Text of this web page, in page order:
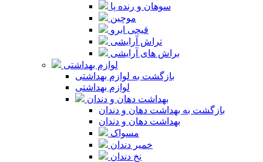
سوهان و رنده پا
موچین
قیچی ابرو
تراش آرایشی
براش های آرایشی
لوازم بهداشتی
بازگشت به لوازم بهداشتی
لوازم بهداشتی
بهداشت دهان و دندان
بازگشت به بهداشت دهان و دندان
بهداشت دهان و دندان
مسواک
خمیر دندان
نخ دندان